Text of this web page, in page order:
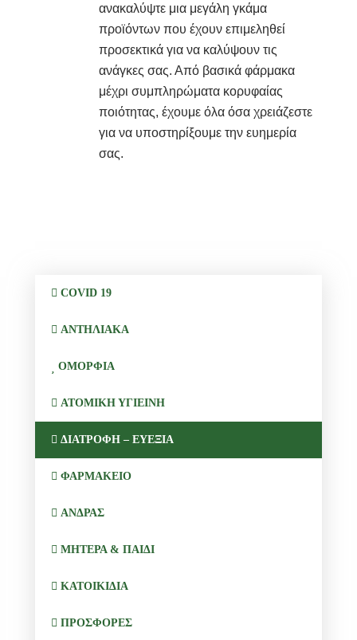
ανακαλύψτε μια μεγάλη γκάμα
προϊόντων που έχουν επιμεληθεί
προσεκτικά για να καλύψουν τις
ανάγκες σας. Από βασικά φάρμακα
μέχρι συμπληρώματα κορυφαίας
ποιότητας, έχουμε όλα όσα χρειάζεστε
για να υποστηρίξουμε την ευημερία
σας.
COVID 19
ΑΝΤΗΛΙΑΚΑ
ΟΜΟΡΦΙΑ
ΑΤΟΜΙΚΗ ΥΓΙΕΙΝΗ
ΔΙΑΤΡΟΦΗ – ΕΥΕΞΙΑ
ΦΑΡΜΑΚΕΙΟ
ΑΝΔΡΑΣ
ΜΗΤΕΡΑ & ΠΑΙΔΙ
ΚΑΤΟΙΚΙΔΙΑ
ΠΡΟΣΦΟΡΕΣ